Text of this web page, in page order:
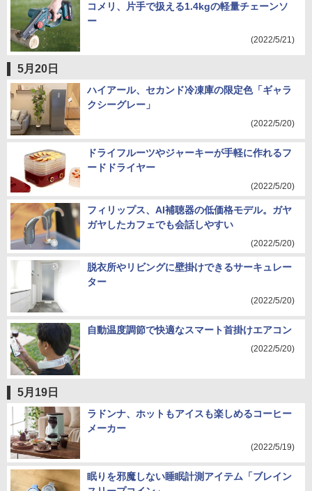
コメリ、片手で扱える1.4kgの軽量チェーンソ
ー
(2022/5/21)
5月20日
ハイアール、セカンド冷凍庫の限定色「ギャラ
クシーグレー」
(2022/5/20)
ドライフルーツやジャーキーが手軽に作れるフ
ードドライヤー
(2022/5/20)
フィリップス、AI補聴器の低価格モデル。ガヤ
ガヤしたカフェでも会話しやすい
(2022/5/20)
脱衣所やリビングに壁掛けできるサーキュレー
ター
(2022/5/20)
自動温度調節で快適なスマート首掛けエアコン
(2022/5/20)
5月19日
ラドンナ、ホットもアイスも楽しめるコーヒー
メーカー
(2022/5/19)
眠りを邪魔しない睡眠計測アイテム「ブレイン